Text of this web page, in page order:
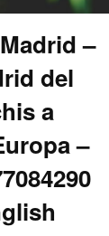
–
del
a
–